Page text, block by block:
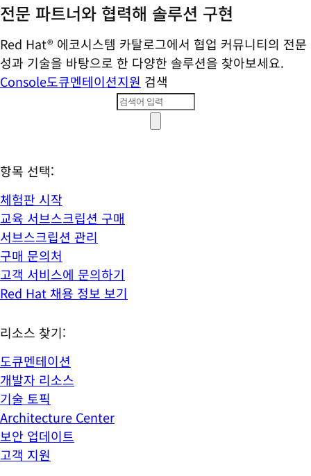
전문 파트너와 협력해 솔루션 구현
Red Hat® 에코시스템 카탈로그에서 협업 커뮤니티의 전문
성과 기술을 바탕으로 한 다양한 솔루션을 찾아보세요.
Console도큐멘테이션지원 검색
항목 선택:
체험판 시작
교육 서브스크립션 구매
서브스크립션 관리
구매 문의처
고객 서비스에 문의하기
Red Hat 채용 정보 보기
리소스 찾기:
도큐멘테이션
개발자 리소스
기술 토픽
Architecture Center
보안 업데이트
고객 지원